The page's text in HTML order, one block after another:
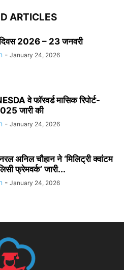
ARTICLES
2026 – 23 जनवरी
- January 24, 2026
वे फॉरवर्ड मासिक रिपोर्ट-
जारी की
- January 24, 2026
अनिल चौहान ने ‘मिलिट्री क्वांटम
फ्रेमवर्क’ जारी...
- January 24, 2026